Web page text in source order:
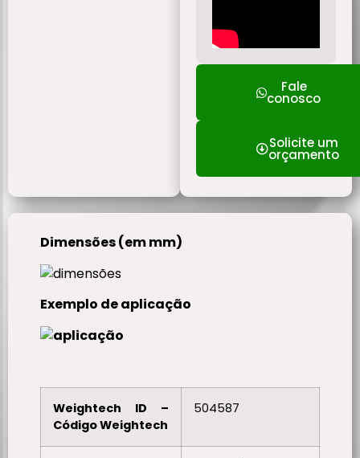
Fale
conosco
Solicite um
orçamento
Dimensões (em mm)
Exemplo de aplicação
Weightech ID –
Código Weightech
504587